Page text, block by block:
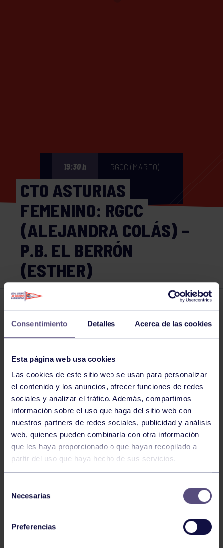
Consentimiento Detalles Acerca de las cookies
Esta página web usa cookies
Las cookies de este sitio web se usan para personalizar
el contenido y los anuncios, ofrecer funciones de redes
sociales y analizar el tráfico. Además, compartimos
información sobre el uso que haga del sitio web con
nuestros partners de redes sociales, publicidad y análisis
web, quienes pueden combinarla con otra información
que les haya proporcionado o que hayan recopilado a
partir del uso que haya hecho de sus servicios.
Necesarias
Preferencias
19:30 h RGCC (MAREO)
CTO ASTURIAS
FEMENINO: RGCC
(ALEJANDRA COLÁS) –
P.B. EL BERRÓN
(ESTHER)
Bolos 17 SEP 2025
Comparte
NOTICIAS RELACIONADAS
GIANIRA REVALIDA TÍTULO Y DAVID